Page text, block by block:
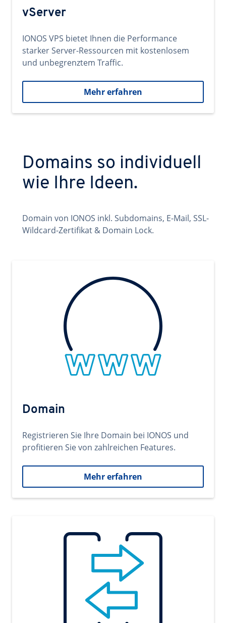
vServer
IONOS VPS bietet Ihnen die Performance
starker Server-Ressourcen mit kostenlosem
und unbegrenztem Traffic.
Mehr erfahren
Domains so individuell
wie Ihre Ideen.
Domain von IONOS inkl. Subdomains, E-Mail, SSL-
Wildcard-Zertifikat & Domain Lock.
Domain
Registrieren Sie Ihre Domain bei IONOS und
profitieren Sie von zahlreichen Features.
Mehr erfahren